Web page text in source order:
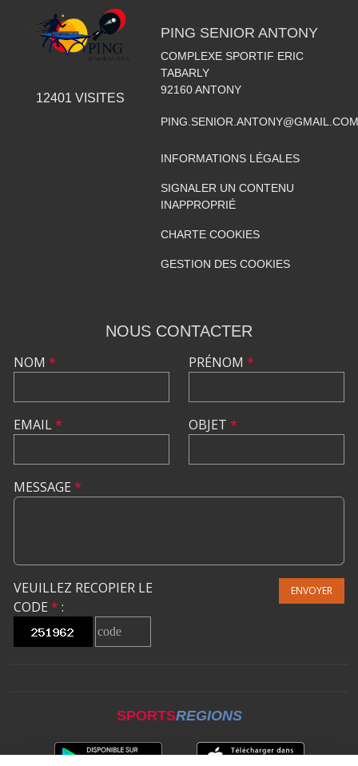
12401 VISITES
PING SENIOR ANTONY
COMPLEXE SPORTIF ERIC
TABARLY
92160 ANTONY
PING.SENIOR.ANTONY@GMAIL.COM
INFORMATIONS LÉGALES
SIGNALER UN CONTENU
INAPPROPRIÉ
CHARTE COOKIES
GESTION DES COOKIES
NOUS CONTACTER
NOM *
EMAIL*
PRÉNOM *
OBJET *
MESSAGE *
VEUILLEZ RECOPIER LE
CODE * :
ENVOYER
SPORTSREGIONS